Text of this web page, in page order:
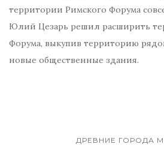
территории Римского Форума
Юлий Цезарь решил расширить
Форума, выкупив территорию
новые общественные здания.
ДРЕВНИЕ ГОРОДА